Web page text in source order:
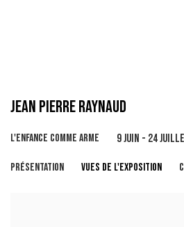
JEAN PIERRE RAYNAUD
L'ENFANCE COMME ARME 9 JUIN - 24
PRÉSENTATION VUES DE L'EXPOSITION